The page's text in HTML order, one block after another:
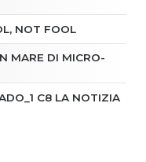
NOT FOOL
MARE DI MICRO-
C8 LA NOTIZIA